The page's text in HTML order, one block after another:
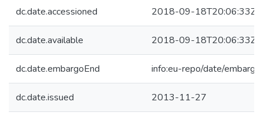
dc.date.accessioned 2018-09-18T20:06:33Z
dc.date.available 2018-09-18T20:06:33Z
dc.date.embargoEnd info:eu-repo/date/
dc.date.issued 2013-11-27